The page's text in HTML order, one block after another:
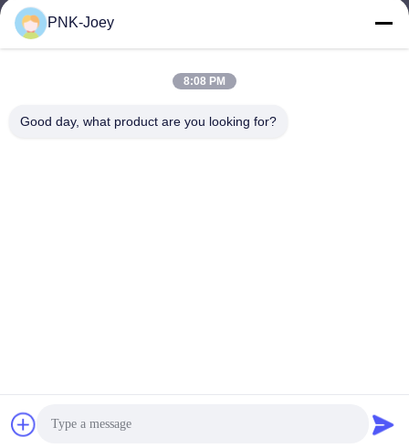
E-Mail-Adresse
008613580404923
Guangzhou Xingchao Agriculture Machinery Co., Ltd.
PNK-Joey
8:08 PM
Good day, what product are you looking for?